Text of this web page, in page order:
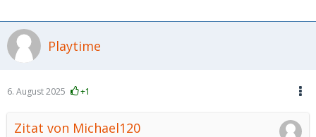
Playtime
6. August 2025 +1
Zitat von Michael120